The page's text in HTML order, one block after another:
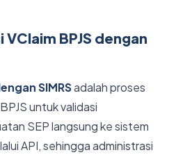
BPJS dengan
SIMRSadalah proses
untuk validasi
SEP langsung ke sistem
API, sehingga administrasi